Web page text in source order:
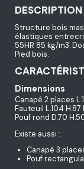
Structure bois
élastiques
55HR 85 kg/m3.
Pied bois.
Dimensions
Canapé 2 places
Fauteuil L.104 H.87
Pouf rond D.70
Existe aussi :
Canapé 3
Pouf